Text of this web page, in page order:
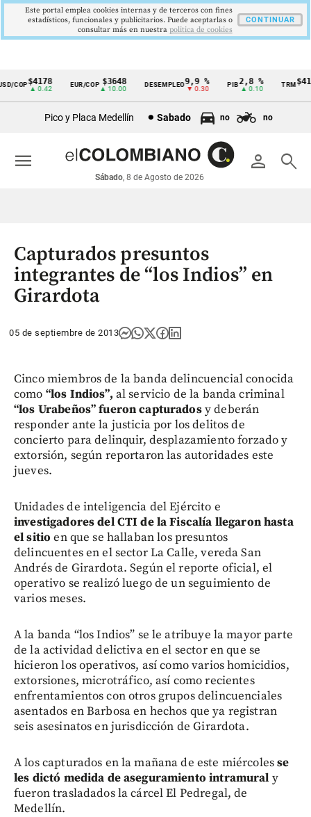
Cintillo
económicos
Colombia
COP$4178
▲ 0.42
EUR/COP $3648
▲ 10.00
DESEMPLEO 9,9 %
▼ 0.30
PIB2,8 %
▲ 0.10
TRM
Pico y Placa Medellín Sabado no no
person search
Sábado, 8 de Agosto de 2026
menu
Capturados presuntos
integrantes de “los Indios” en
Girardota
05 de septiembre de 2013
Cinco miembros de la banda delincuencial conocida
como “los Indios”, al servicio de la banda criminal
“los Urabeños” fueron capturadosy deberán
responder ante la justicia por los delitos de
concierto para delinquir, desplazamiento forzado y
extorsión, según reportaron las autoridades este
jueves.
Unidades de inteligencia del Ejército e
investigadores del CTI de la Fiscalía llegaron hasta
el sitio en que se hallaban los presuntos
delincuentes en el sector La Calle, vereda San
Andrés de Girardota. Según el reporte oficial, el
operativo se realizó luego de un seguimiento de
varios meses.
A la banda “los Indios” se le atribuye la mayor parte
de la actividad delictiva en el sector en que se
hicieron los operativos, así como varios homicidios,
extorsiones, microtráfico, así como recientes
enfrentamientos con otros grupos delincuenciales
asentados en Barbosa en hechos que ya registran
seis asesinatos en jurisdicción de Girardota.
A los capturados en la mañana de este miércolesse
les dictó medida de aseguramiento intramural y
fueron trasladados la cárcel El Pedregal, de
Medellín.
Este portal emplea cookies internas y de terceros con fines
estadísticos, funcionales y publicitarios. Puede aceptarlas o
consultar más en nuestra politica de cookies
CONTINUAR